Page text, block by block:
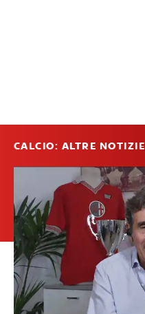
CALCIO: ALTRE NOTIZIE